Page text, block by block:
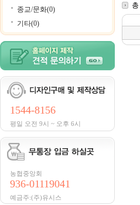
종교/문화(0)
기타(0)
1544-8156
평일 오전 9시 ~ 오후 6시
농협중앙회
936-01119041
예금주:(주)유시스
총